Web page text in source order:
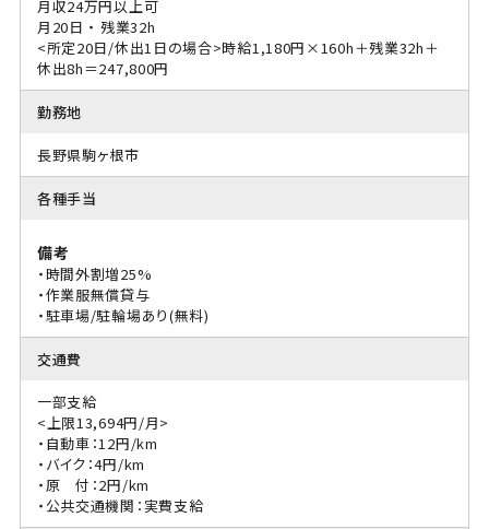
月収24万円以上可
月20日 ・ 残業32h
<所定20日/休出1日の場合>時給1,180円×160h＋残業32h＋
休出8h＝247,800円
勤務地
長野県駒ヶ根市
各種手当
備考
・時間外割増25%
・作業服無償貸与
・駐車場/駐輪場あり(無料)
交通費
一部支給
<上限13,694円/月>
・自動車：12円/km
・バイク：4円/km
・原 付：2円/km
・公共交通機関：実費支給